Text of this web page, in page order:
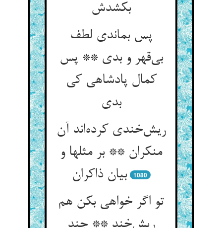
بکشدش
پس بماندی لطف
بی‌قهر و بدی ** پس
کمال پادشاهی کی
بدی
ریش‌خندی کرده‌اند آن
منکران ** بر مثلها و
بیان ذاکران
1080
تو اگر خواهی بکن هم
ریش‌خند ** چند